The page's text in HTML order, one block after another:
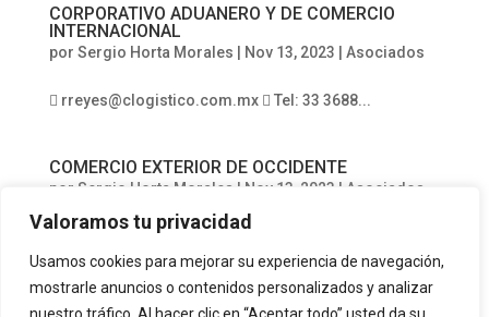
Valoramos tu privacidad
Usamos cookies para mejorar su experiencia de navegación,
mostrarle anuncios o contenidos personalizados y analizar
CORPORATIVO ADUANERO Y DE COMERCIO
INTERNACIONAL
por Sergio Horta Morales Nov 13, 2023 Asociados
 rreyes@clogistico.com.mx  Tel: 33 3688...
COMERCIO EXTERIOR DE OCCIDENTE
por Sergio Horta Morales | Nov 13, 2023 | Asociados
 georgina_torres@grupozego.com  Tel: 33 3616...
Página 7 de 18 «